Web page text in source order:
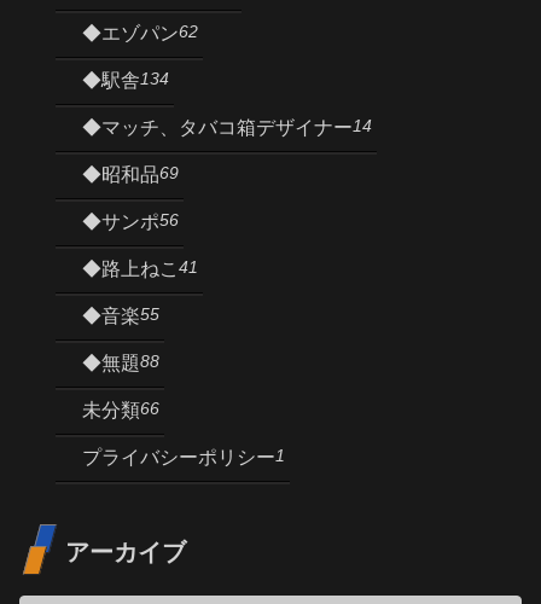
◆エゾパン62
◆駅舎134
◆マッチ、タバコ箱デザイナー14
◆昭和品69
◆サンポ56
◆路上ねこ 41
◆音楽55
◆無題88
未分類66
プライバシーポリシー1
アーカイブ